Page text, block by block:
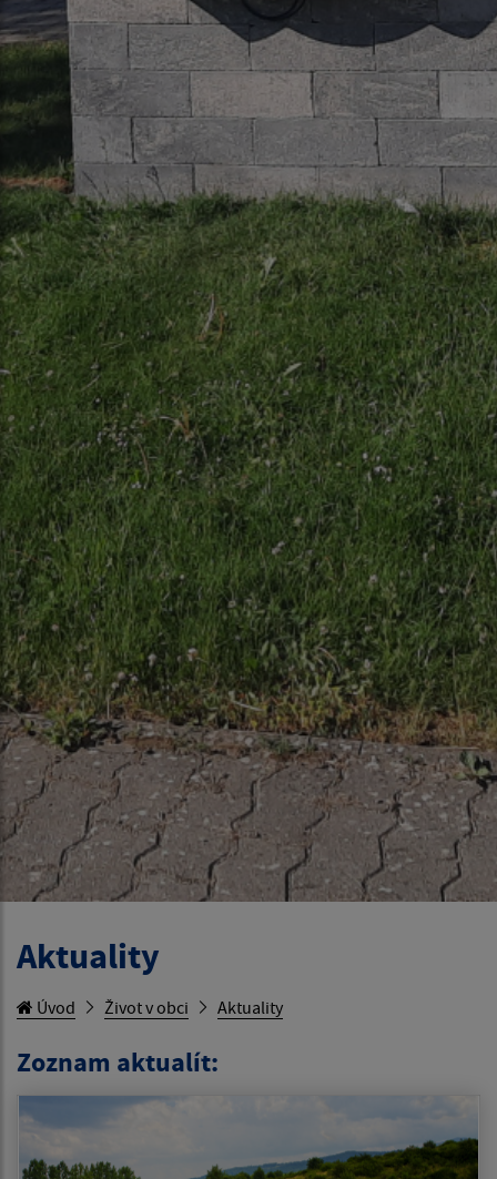
Aktuality
Úvod Život v obci Aktuality
Zoznam aktualít: